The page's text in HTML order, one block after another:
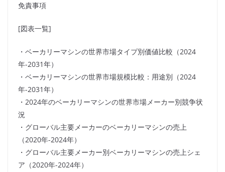
免責事項
[図表一覧]
・ベーカリーマシンの世界市場タイプ別価値比較（2024
年-2031年）
・ベーカリーマシンの世界市場規模比較：用途別（2024
年-2031年）
・2024年のベーカリーマシンの世界市場メーカー別競争状
況
・グローバル主要メーカーのベーカリーマシンの売上
（2020年-2024年）
・グローバル主要メーカー別ベーカリーマシンの売上シェ
ア（2020年-2024年）